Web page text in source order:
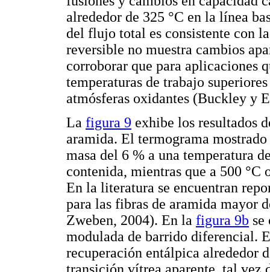
alrededor de 325 °C en la línea
del flujo total es consistente con
reversible no muestra cambios
corroborar que para aplicaciones
temperaturas de trabajo
atmósferas oxidantes (Buckley y
La figura 9 exhibe los resultados
aramida. El termograma
masa del 6 % a una temperatura
contenida, mientras que a 500
En la literatura se encuentran
para las fibras de aramida mayor
Zweben, 2004). En la figura 9b se
modulada de barrido diferencial.
recuperación entálpica alrededor
transición vítrea aparente, tal vez